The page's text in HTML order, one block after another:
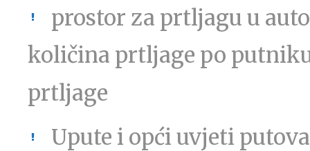
prostor za prtljagu u
količina prtljage po
prtljage
Upute i opći uvjeti